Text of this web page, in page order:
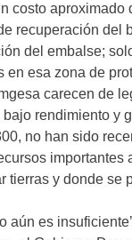
costo aproximado
recuperación del
del embalse;
en esa zona de
carecen de
rendimiento y
no han sido
importantes
tierras y donde se
aún es insuficiente’